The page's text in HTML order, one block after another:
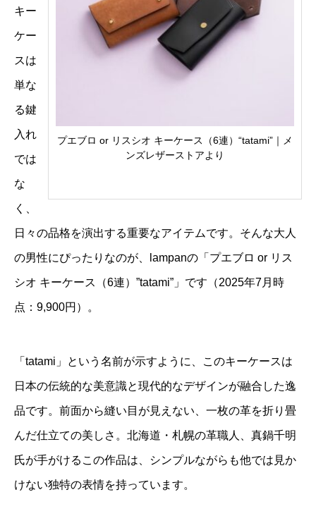
プエブロ or リスシオ キーケース（6連）“tatami”｜メ
ンズレザーストアより
キー
ケー
スは
単な
る鍵
入れ
では
な
く、
日々の品格を演出する重要なアイテムです。そんな大人
の男性にぴったりなのが、lampanの「プエブロ or リス
シオ キーケース（6連）”tatami”」です（2025年7月時
点：9,900円）。
「tatami」という名前が示すように、このキーケースは
日本の伝統的な美意識と現代的なデザインが融合した逸
品です。前面から縫い目が見えない、一枚の革を折り畳
んだ仕立ての美しさ。北海道・札幌の革職人、真鍋千明
氏が手がけるこの作品は、シンプルながらも他では見か
けない独特の表情を持っています。